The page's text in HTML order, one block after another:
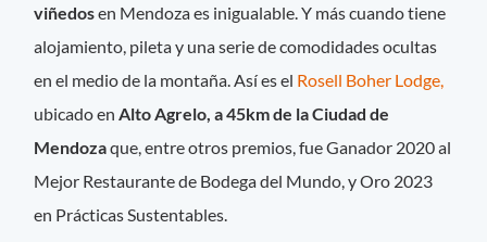
viñedosen Mendoza es inigualable. Y más cuando tiene
alojamiento, pileta y una serie de comodidades ocultas
en el medio de la montaña. Así es el Rosell Boher Lodge,
ubicado en Alto Agrelo, a 45km de la Ciudad de
Mendozaque, entre otros premios, fue Ganador 2020 al
Mejor Restaurante de Bodega del Mundo, y Oro 2023
en Prácticas Sustentables.